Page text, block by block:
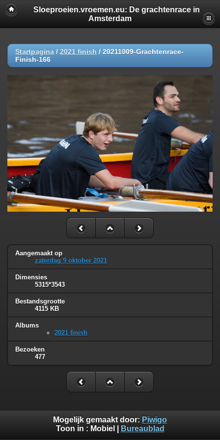
Sloeproeien.vroemen.eu: De grachtenrace in
Amsterdam
Startpagina / 2021 finish / 20211009-Grachtenrace-
Finish-166
Aangemaakt op
zaterdag 9 oktober 2021
Dimensies
5315*3543
Bestandsgrootte
4115 KB
Albums
2021 finish
Bezoeken
477
Mogelijk gemaakt door: Piwigo
Toon in : Mobiel Bureaublad